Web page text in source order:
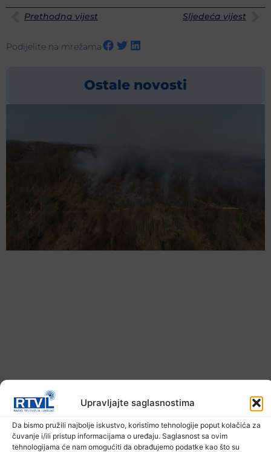
Upravljajte saglasnostima
Da bismo pružili najbolje iskustvo, koristimo tehnologije poput kolačića za
čuvanje i/ili pristup informacijama o uređaju. Saglasnost sa ovim
tehnologijama će nam omogućiti da obrađujemo podatke kao što su
Prethodna vijest Sljedeća vijest
Podijelite na mrežama
Ostale novosti
U TK povećan broj požara
7. Augusta 2026.